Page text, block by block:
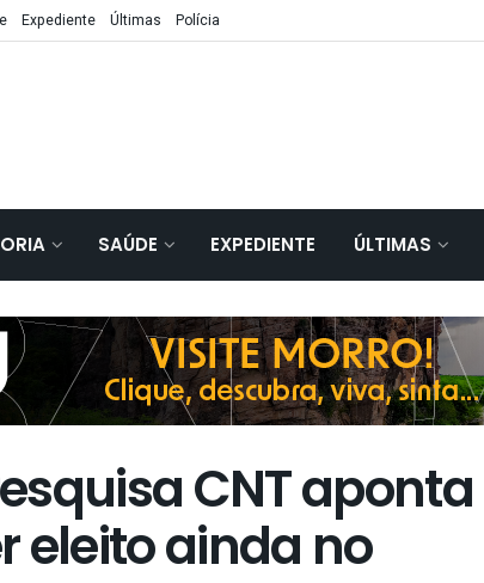
Expediente Últimas Polícia
SAÚDE EXPEDIENTE ÚLTIMAS
CNT aponta
eleito ainda no